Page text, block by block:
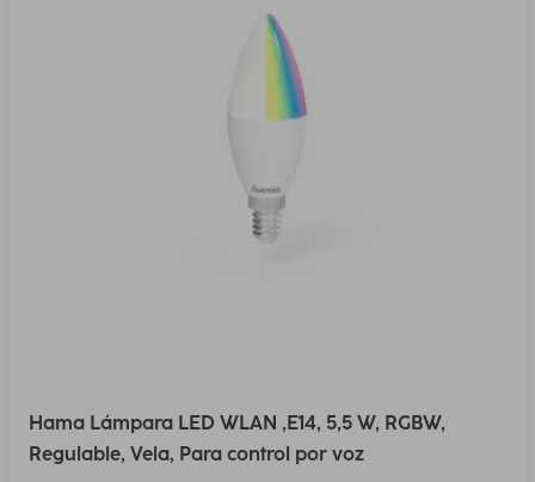
Hama Lámpara LED WLAN ,E14, 5,5 W, RGBW,
Regulable, Vela, Para control por voz